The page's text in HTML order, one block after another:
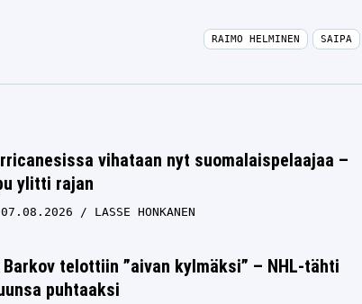
RAIMO HELMINEN SAIPA
vihataan nyt suomalaispelaajaa –
ylitti rajan
07.08.2026 LASSE HONKANEN
telottiin ”aivan kylmäksi” – NHL-tähti
puhtaaksi